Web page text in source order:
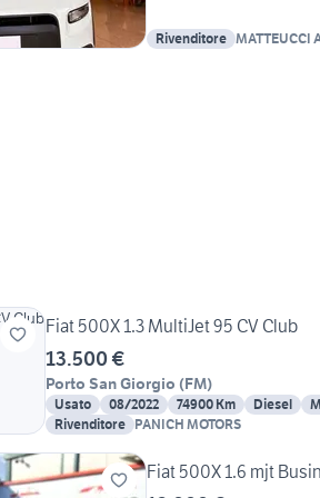
Rivenditore MATTEUCCI
Fiat 500X 1.3 MultiJet 95 CV Club
13.500 €
Porto San Giorgio (FM)
Usato 08/2022 74900 Km Diesel
Rivenditore PANICH MOTORS
Fiat 500X 1.6 mjt